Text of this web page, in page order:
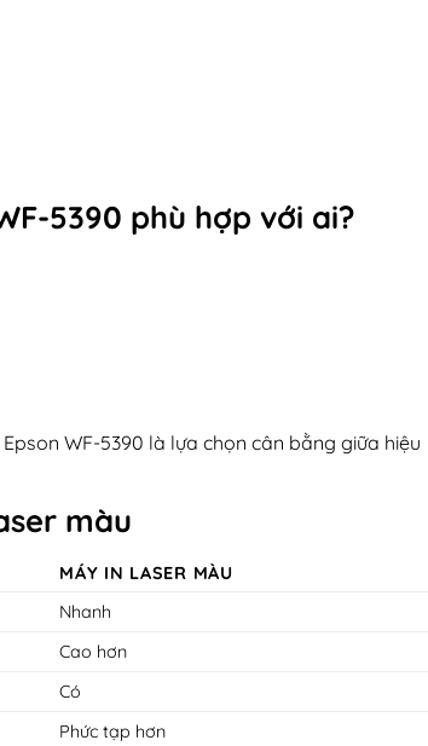
5390 phù hợp với ai?
Epson WF-5390 là lựa chọn cân bằng giữa hiệu
màu
MÁY IN LASER MÀU
Nhanh
Cao hơn
Có
Phức tạp hơn